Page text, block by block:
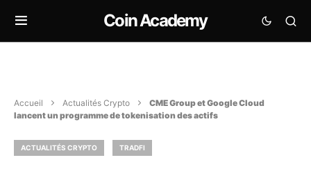
Coin Academy
Accueil Actualités Crypto
CME Group et Google Cloud
lancent un programme de tokenisation des actifs
ACTUALITÉS CRYPTO TRADFI